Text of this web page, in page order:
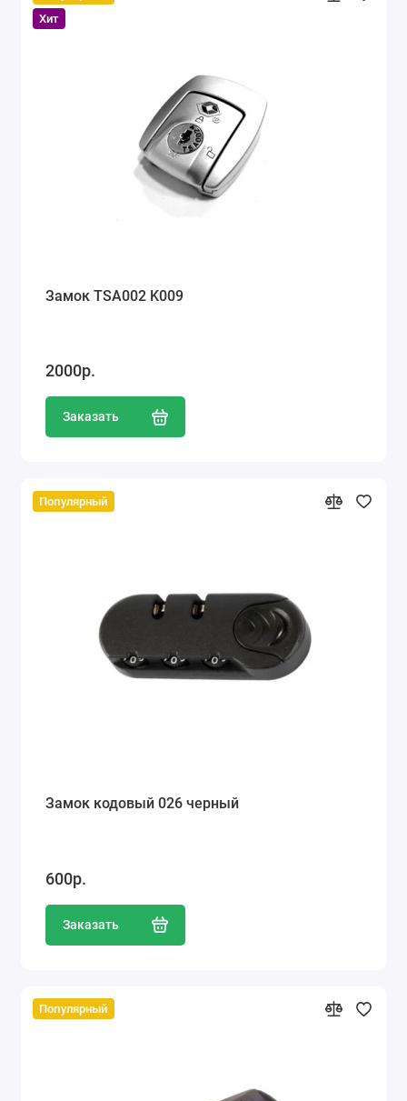
Хит
Замок TSA002 K009
2000р.
Заказать
Популярный
Замок кодовый 026 черный
600р.
Заказать
Популярный